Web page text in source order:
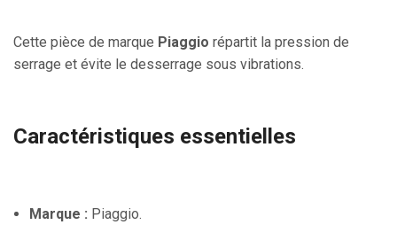
Cette pièce de marque Piaggio répartit la pression de
serrage et évite le desserrage sous vibrations.
Caractéristiques essentielles
Marque : Piaggio.